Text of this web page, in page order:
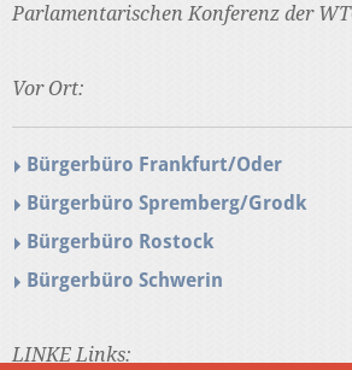
Parlamentarischen Konferenz der
Vor Ort:
Bürgerbüro Frankfurt/Oder
Bürgerbüro Spremberg/Grodk
Bürgerbüro Rostock
Bürgerbüro Schwerin
LINKE Links: